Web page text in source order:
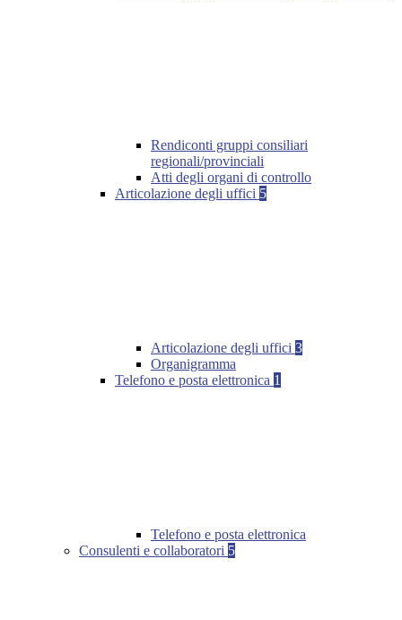
Rendiconti gruppi consiliari
regionali/provinciali
Atti degli organi di controllo
Articolazione degli uffici 5
Articolazione degli uffici 3
Organigramma
Telefono e posta elettronica 1
Telefono e posta elettronica
Consulenti e collaboratori 5